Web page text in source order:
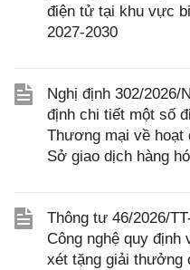
điện tử tại khu vực
2027-2030
Nghị định 302/2026/
định chi tiết một số
Thương mại về hoạt
Sở giao dịch hàng
Thông tư 46/2026/
Công nghệ quy định
xét tặng giải thưởng